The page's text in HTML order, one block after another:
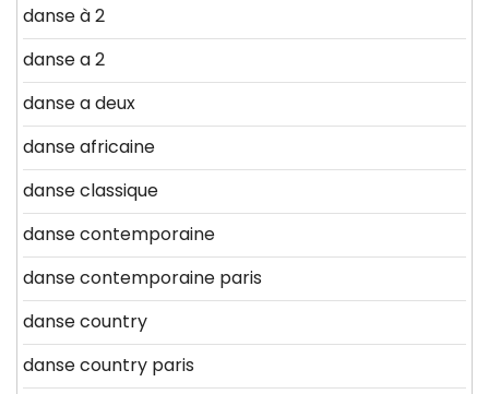
danse à 2
danse a 2
danse a deux
danse africaine
danse classique
danse contemporaine
danse contemporaine paris
danse country
danse country paris